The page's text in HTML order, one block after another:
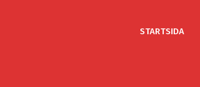
STARTSIDA